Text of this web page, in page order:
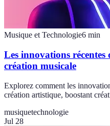
Musique et Technologie6 min
Les innovations
création musicale
Explorez comment les
création artistique, boostant
musiquetechnologie
Jul 28